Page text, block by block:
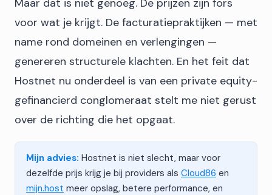
Maar dat is niet genoeg. De prijzen zijn fors
voor wat je krijgt. De facturatiepraktijken — met
name rond domeinen en verlengingen —
genereren structurele klachten. En het feit dat
Hostnet nu onderdeel is van een private equity-
gefinancierd conglomeraat stelt me niet gerust
over de richting die het opgaat.
Mijn advies: Hostnet is niet slecht, maar voor
dezelfde prijs krijg je bij providers als Cloud86 en
mijn.host meer opslag, betere performance, en